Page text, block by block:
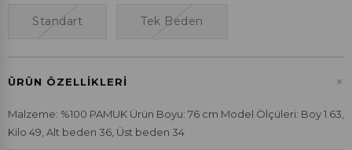
Standart Tek Beden
ÜRÜN ÖZELLIKLERI +
Malzeme: %100 PAMUK Ürün Boyu: 76 cm Model Ölçüleri: Boy 1.63,
Kilo 49, Alt beden 36, Üst beden 34